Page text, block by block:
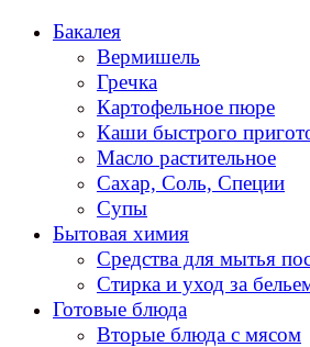
Перейти
содержанию
Бакалея
Вермишель
Гречка
Картофельное пюре
Каши быстрого
Масло растительное
Сахар, Соль, Специи
Супы
Бытовая химия
Средства для мытья
Стирка и уход за
Готовые блюда
Вторые блюда с мясом